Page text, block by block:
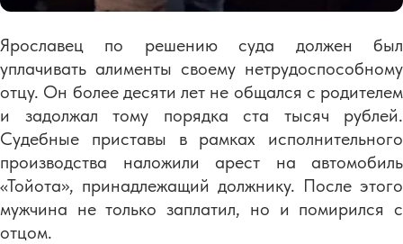
Ярославец по решению суда должен был
уплачивать алименты своему нетрудоспособному
отцу. Он более десяти лет не общался с родителем
и задолжал тому порядка ста тысяч рублей.
Судебные приставы в рамках исполнительного
производства наложили арест на автомобиль
«Тойота», принадлежащий должнику. После этого
мужчина не только заплатил, но и помирился с
отцом.